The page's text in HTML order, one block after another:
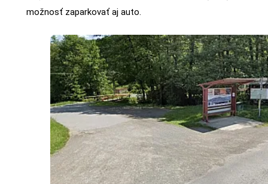
možnosť zaparkovať aj auto.